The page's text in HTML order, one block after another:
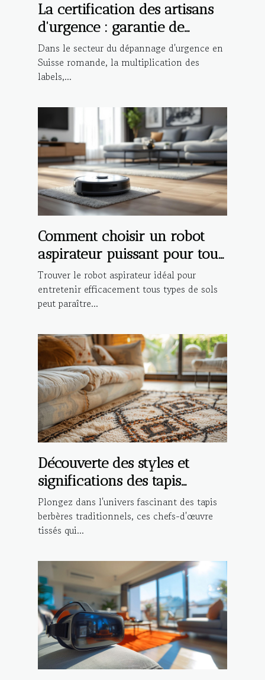
La certification des artisans
d'urgence : garantie de
qualité ou marketing ?
Dans le secteur du dépannage d'urgence en
Suisse romande, la multiplication des
labels,...
Comment choisir un robot
aspirateur puissant pour tout
type de sol ?
Trouver le robot aspirateur idéal pour
entretenir efficacement tous types de sols
peut paraître...
Découverte des styles et
significations des tapis
berbères traditionnels
Plongez dans l'univers fascinant des tapis
berbères traditionnels, ces chefs-d'œuvre
tissés qui...